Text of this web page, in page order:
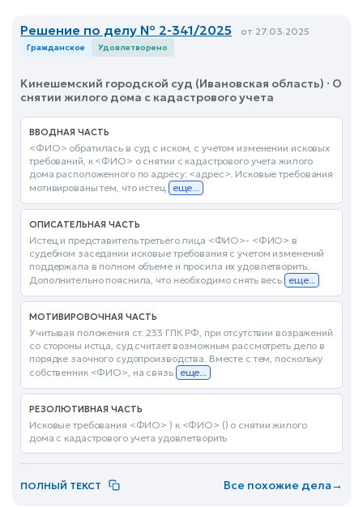
Решение по делу № 2-341/2025 от 27.03.2025
Гражданское Удовлетворено
Кинешемский городской суд (Ивановская область) · О
снятии жилого дома с кадастрового учета
ВВОДНАЯ ЧАСТЬ
<ФИО> обратилась в суд с иском, с учетом изменении исковых
требований, к <ФИО> о снятии с кадастрового учета жилого
дома расположенного по адресу: <адрес>. Исковые требования
мотивированы тем, что истец еще...
ОПИСАТЕЛЬНАЯ ЧАСТЬ
Истец и представитель третьего лица <ФИО>- <ФИО> в
судебном заседании исковые требования с учетом изменений
поддержала в полном объеме и просила их удовлетворить.
Дополнительно пояснила, что необходимо снять весь еще...
МОТИВИРОВОЧНАЯ ЧАСТЬ
Учитывая положения ст. 233 ГПК РФ, при отсутствии возражений
со стороны истца, суд считает возможным рассмотреть дело в
порядке заочного судопроизводства. Вместе с тем, поскольку
собственник <ФИО>, на связь еще...
РЕЗОЛЮТИВНАЯ ЧАСТЬ
Исковые требования <ФИО> ) к <ФИО> () о снятии жилого
дома с кадастрового учета удовлетворить
ПОЛНЫЙ ТЕКСТ Все похожие дела→